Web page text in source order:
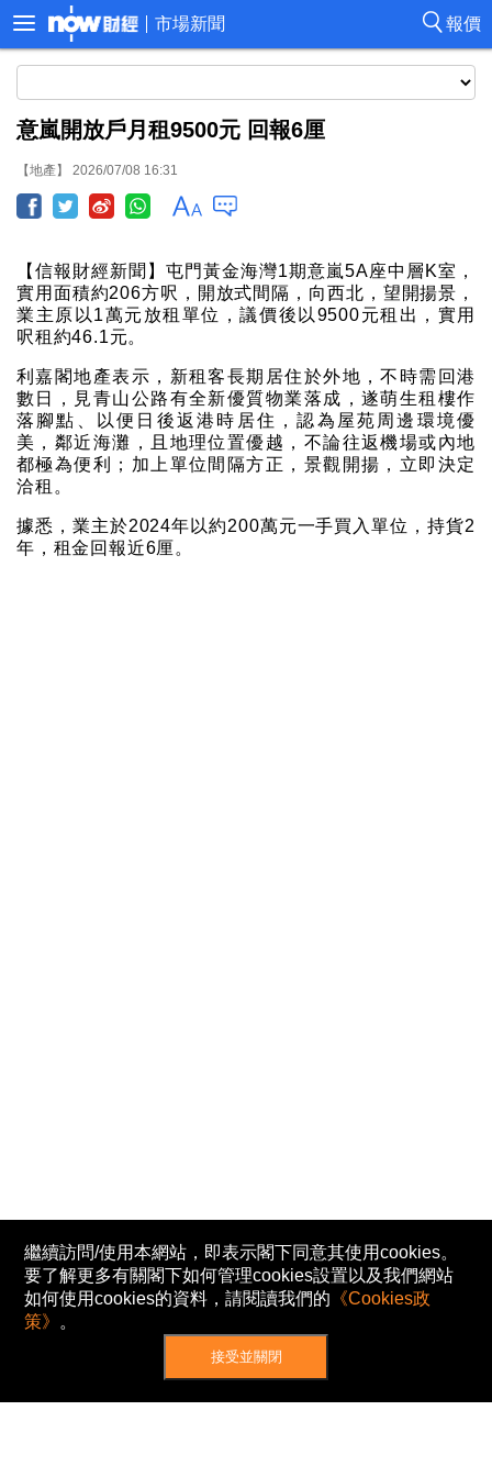
報價
市場新聞
意嵐開放戶月租9500元 回報6厘
【地產】 2026/07/08 16:31
【信報財經新聞】屯門黃金海灣1期意嵐5A座中層K室，
實用面積約206方呎，開放式間隔，向西北，望開揚景，
業主原以1萬元放租單位，議價後以9500元租出，實用
呎租約46.1元。
利嘉閣地產表示，新租客長期居住於外地，不時需回港
數日，見青山公路有全新優質物業落成，遂萌生租樓作
落腳點、以便日後返港時居住，認為屋苑周邊環境優
美，鄰近海灘，且地理位置優越，不論往返機場或內地
都極為便利；加上單位間隔方正，景觀開揚，立即決定
洽租。
據悉，業主於2024年以約200萬元一手買入單位，持貨2
年，租金回報近6厘。
繼續訪問/使用本網站，即表示閣下同意其使用cookies。
要了解更多有關閣下如何管理cookies設置以及我們網站
如何使用cookies的資料，請閱讀我們的 《Cookies政
策》 。
接受並關閉